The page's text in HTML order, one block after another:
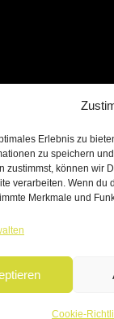
Erlebnis zu
zu speichern
zustimmst, können wir
verarbeiten. Wenn du
Merkmale und
Cookie-